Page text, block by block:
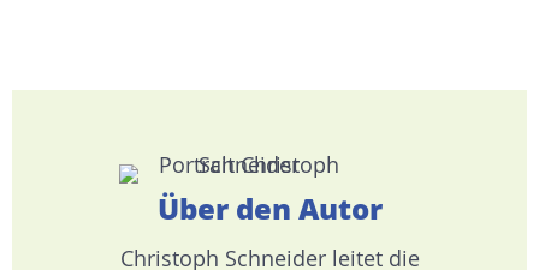
Über den Autor
Christoph Schneider leitet die